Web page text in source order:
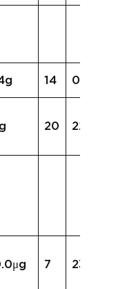
14 0.9g
20 22.9g
7 234.0μg